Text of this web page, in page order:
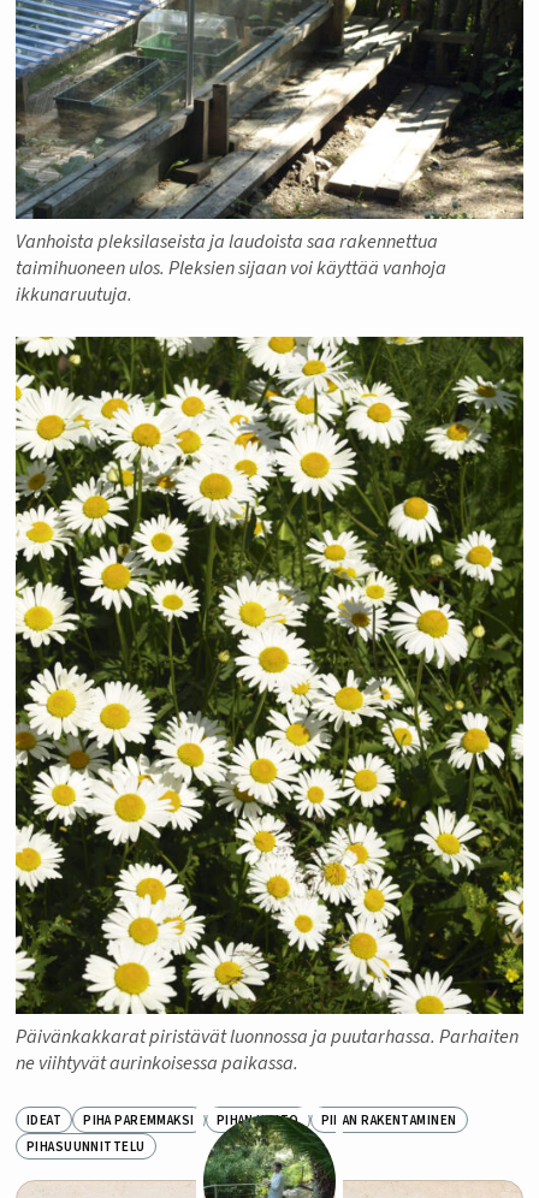
Vanhoista pleksilaseista ja laudoista saa rakennettua
taimihuoneen ulos. Pleksien sijaan voi käyttää vanhoja
ikkunaruutuja.
Päivänkakkarat piristävät luonnossa ja puutarhassa. Parhaiten
ne viihtyvät aurinkoisessa paikassa.
IDEAT PIHA PAREMMAKSI PIHAN HOITO
PIHAN RAKENTAMINEN
PIHASUUNNITTELU